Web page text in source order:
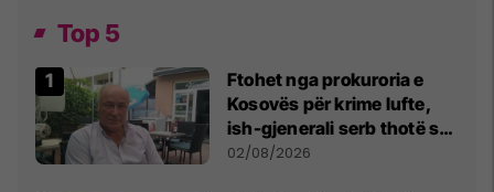
Top 5
Ftohet nga prokuroria e
Kosovës për krime lufte,
ish-gjenerali serb thotë se
dikush e tradhtoi në
02/08/2026